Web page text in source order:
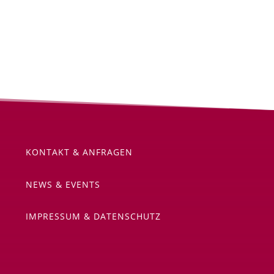
KONTAKT & ANFRAGEN
NEWS & EVENTS
IMPRESSUM & DATENSCHUTZ